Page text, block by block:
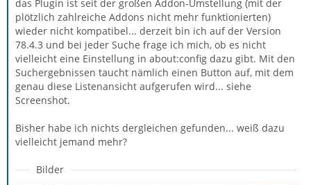
das Plugin ist seit der großen Addon-Umstellung (mit der
plötzlich zahlreiche Addons nicht mehr funktionierten)
wieder nicht kompatibel... derzeit bin ich auf der Version
78.4.3 und bei jeder Suche frage ich mich, ob es nicht
vielleicht eine Einstellung in about:config dazu gibt. Mit den
Suchergebnissen taucht nämlich einen Button auf, mit dem
genau diese Listenansicht aufgerufen wird... siehe
Screenshot.
Bisher habe ich nichts dergleichen gefunden... weiß dazu
vielleicht jemand mehr?
Bilder